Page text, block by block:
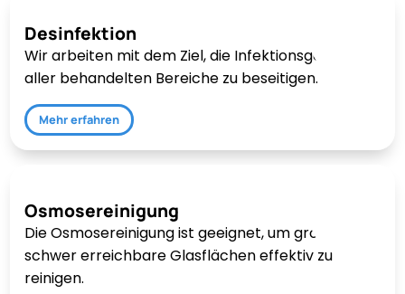
Desinfektion
Wir arbeiten mit dem Ziel, die Infektionsgefahr
aller behandelten Bereiche zu beseitigen.
Mehr erfahren
Osmosereinigung
Die Osmosereinigung ist geeignet, um große und
schwer erreichbare Glasflächen effektiv zu
reinigen.